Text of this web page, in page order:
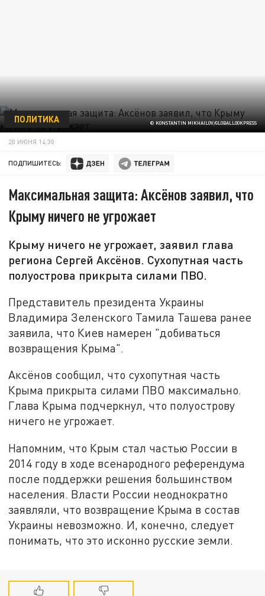
© KONSTANTIN MIKHAILOV/GLOBALLOOKPRESS
ПОЛИТИКА
20 ИЮНЯ 14:30
ПОДПИШИТЕСЬ:
Максимальная защита: Аксёнов заявил, что
Крыму ничего не угрожает
Крыму ничего не угрожает, заявил глава
региона Сергей Аксёнов. Сухопутная часть
полуострова прикрыта силами ПВО.
Представитель президента Украины
Владимира Зеленского Тамила Ташева ранее
заявила, что Киев намерен "добиваться
возвращения Крыма".
Аксёнов сообщил, что сухопутная часть
Крыма прикрыта силами ПВО максимально.
Глава Крыма подчеркнул, что полуострову
ничего не угрожает.
Напомним, что Крым стал частью России в
2014 году в ходе всенародного референдума
после поддержки решения большинством
населения. Власти России неоднократно
заявляли, что возвращение Крыма в состав
Украины невозможно. И, конечно, следует
понимать, что это исконно русские земли.